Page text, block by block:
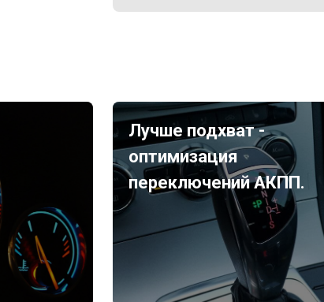
Лучше подхват -
оптимизация
переключений АКПП.